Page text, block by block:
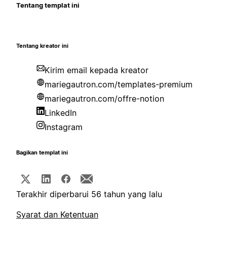
Tentang templat ini
Tentang kreator ini
Kirim email kepada kreator
mariegautron.com/templates-premium
mariegautron.com/offre-notion
LinkedIn
Instagram
Bagikan templat ini
Terakhir diperbarui 56 tahun yang lalu
Syarat dan Ketentuan